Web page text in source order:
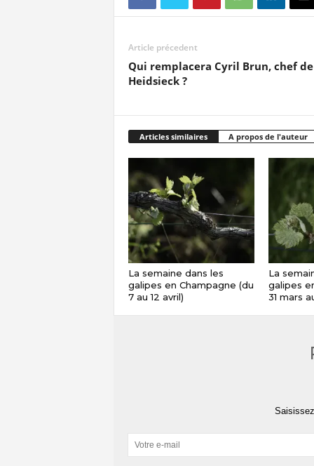
Article précedent
Qui remplacera Cyril Brun, chef de
Heidsieck ?
Articles similaires A propos de l'auteur
La semaine dans les
galipes en Champagne (du
7 au 12 avril)
La
galipes
31 mars